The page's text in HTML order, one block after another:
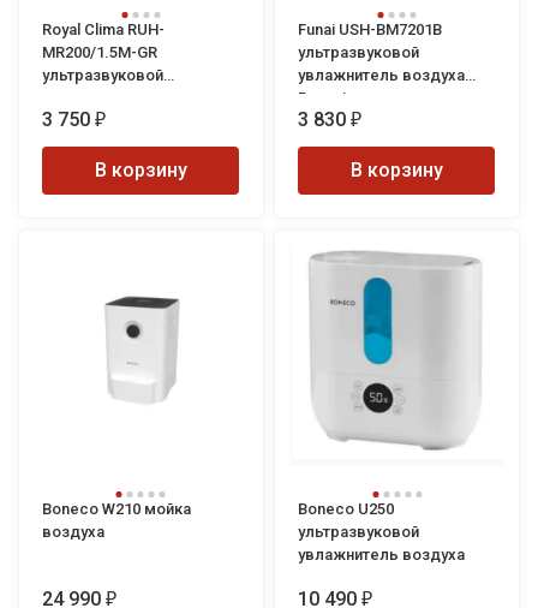
Royal Clima RUH-
MR200/1.5M-GR
ультразвуковой
Murzzzio
3 750 ₽
В корзину
Funai USH-BM7201B
ультразвуковой
увлажнитель воздуха
Bonsai
3 830 ₽
В корзину
Boneco W210 мойка
воздуха
24 990 ₽
Boneco U250
ультразвуковой
увлажнитель воздуха
10 490 ₽